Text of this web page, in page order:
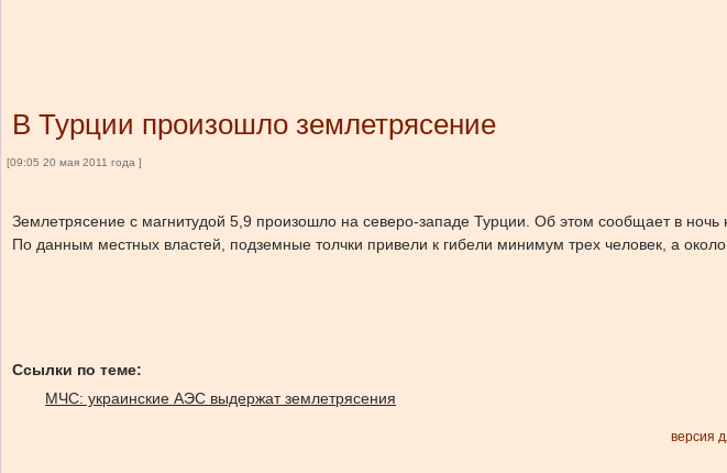
В Турции произошло землетрясение
[09:05 20 мая 2011 года ]
Землетрясение с магнитудой 5,9 произошло на северо-западе Турции. Об этом сообщает в
По данным местных властей, подземные толчки привели к гибели минимум трех человек, а
Ссылки по теме:
МЧС: украинские АЭС выдержат землетрясения
версия